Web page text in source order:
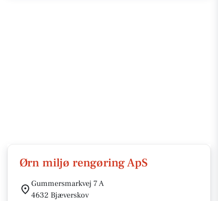
Ørn miljø rengøring ApS
Gummersmarkvej 7 A
4632 Bjæverskov